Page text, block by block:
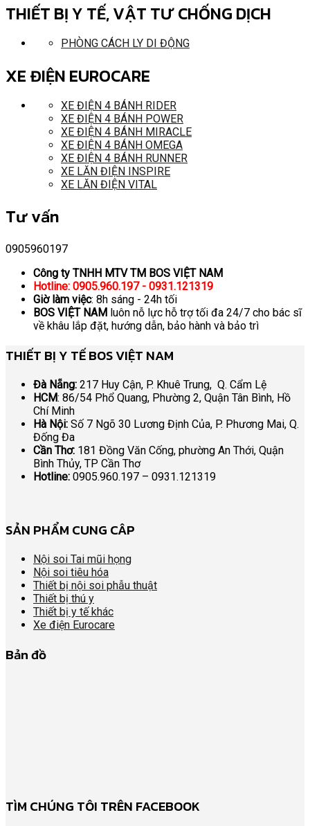
THIẾT BỊ Y TẾ, VẬT TƯ CHỐNG DỊCH
PHÒNG CÁCH LY DI ĐỘNG
XE ĐIỆN EUROCARE
XE ĐIỆN 4 BÁNH RIDER
XE ĐIỆN 4 BÁNH POWER
XE ĐIỆN 4 BÁNH MIRACLE
XE ĐIỆN 4 BÁNH OMEGA
XE ĐIỆN 4 BÁNH RUNNER
XE LĂN ĐIỆN INSPIRE
XE LĂN ĐIỆN VITAL
Tư vấn
0905960197
Công ty TNHH MTV TM BOS VIỆT NAM
Hotline: 0905.960.197 - 0931.121319
Giờ làm việc: 8h sáng - 24h tối
BOS VIỆT NAM luôn nỗ lực hỗ trợ tối đa 24/7 cho bác sĩ
về khâu lắp đặt, hướng dẫn, bảo hành và bảo trì
THIẾT BỊ Y TẾ BOS VIỆT NAM
Đà Nẵng: 217 Huy Cận, P. Khuê Trung, Q. Cẩm Lệ
HCM: 86/54 Phổ Quang, Phường 2, Quận Tân Bình, Hồ
Chí Minh
Hà Nội: Số 7 Ngõ 30 Lương Định Của, P. Phương Mai, Q.
Đống Đa
Cần Thơ: 181 Đồng Văn Cống, phường An Thới, Quận
Bình Thủy, TP Cần Thơ
Hotline: 0905.960.197 – 0931.121319
SẢN PHẨM CUNG CÂP
Nội soi Tai mũi họng
Nội soi tiêu hóa
Thiết bị nội soi phẫu thuật
Thiết bị thú y
Thiết bị y tế khác
Xe điện Eurocare
Bản đồ
TÌM CHÚNG TÔI TRÊN FACEBOOK